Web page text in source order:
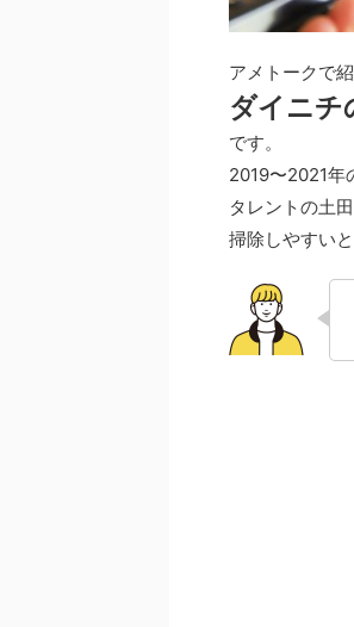
アメトークで
ダイニチ
です。
2019〜2021年
タレントの土
掃除しやすいと